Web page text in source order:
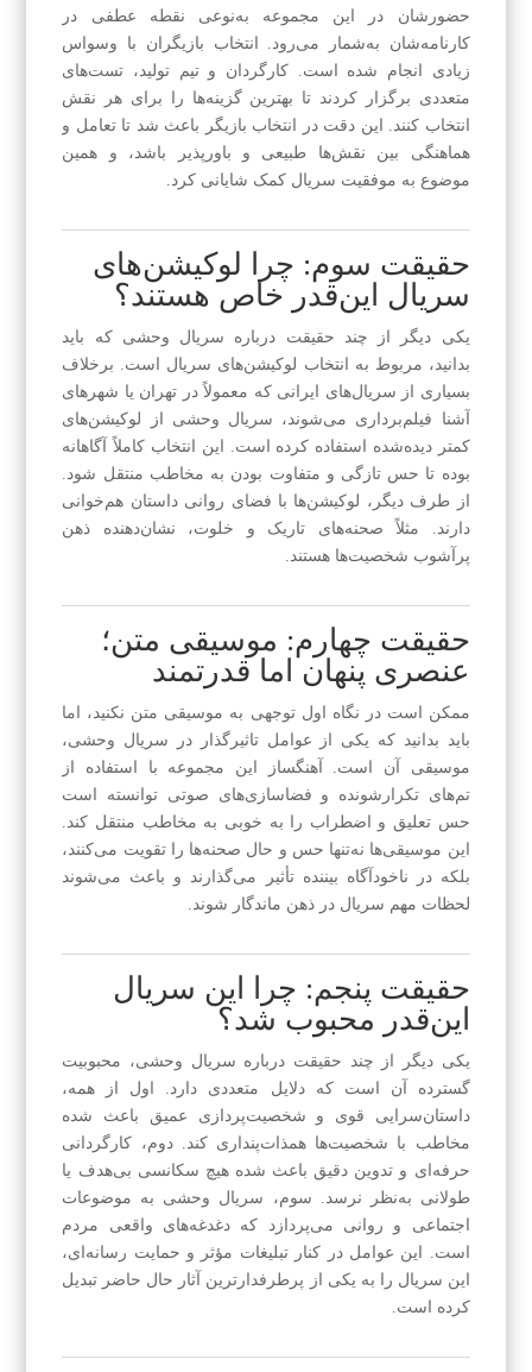
حضورشان در این مجموعه به‌نوعی نقطه عطفی در
کارنامه‌شان به‌شمار می‌رود. انتخاب بازیگران با وسواس
زیادی انجام شده است. کارگردان و تیم تولید، تست‌های
متعددی برگزار کردند تا بهترین گزینه‌ها را برای هر نقش
انتخاب کنند. این دقت در انتخاب بازیگر باعث شد تا تعامل و
هماهنگی بین نقش‌ها طبیعی و باورپذیر باشد، و همین
موضوع به موفقیت سریال کمک شایانی کرد.
حقیقت سوم: چرا لوکیشن‌های
سریال این‌قدر خاص هستند؟
یکی دیگر از چند حقیقت درباره سریال وحشی که باید
بدانید، مربوط به انتخاب لوکیشن‌های سریال است. برخلاف
بسیاری از سریال‌های ایرانی که معمولاً در تهران یا شهرهای
آشنا فیلم‌برداری می‌شوند، سریال وحشی از لوکیشن‌های
کمتر دیده‌شده استفاده کرده است. این انتخاب کاملاً آگاهانه
بوده تا حس تازگی و متفاوت بودن به مخاطب منتقل شود.
از طرف دیگر، لوکیشن‌ها با فضای روانی داستان هم‌خوانی
دارند. مثلاً صحنه‌های تاریک و خلوت، نشان‌دهنده ذهن
پرآشوب شخصیت‌ها هستند.
حقیقت چهارم: موسیقی متن؛
عنصری پنهان اما قدرتمند
ممکن است در نگاه اول توجهی به موسیقی متن نکنید، اما
باید بدانید که یکی از عوامل تاثیرگذار در سریال وحشی،
موسیقی آن است. آهنگساز این مجموعه با استفاده از
تم‌های تکرارشونده و فضاسازی‌های صوتی توانسته است
حس تعلیق و اضطراب را به خوبی به مخاطب منتقل کند.
این موسیقی‌ها نه‌تنها حس و حال صحنه‌ها را تقویت می‌کنند،
بلکه در ناخودآگاه بیننده تأثیر می‌گذارند و باعث می‌شوند
لحظات مهم سریال در ذهن ماندگار شوند.
حقیقت پنجم: چرا این سریال
این‌قدر محبوب شد؟
یکی دیگر از چند حقیقت درباره سریال وحشی، محبوبیت
گسترده آن است که دلایل متعددی دارد. اول از همه،
داستان‌سرایی قوی و شخصیت‌پردازی عمیق باعث شده
مخاطب با شخصیت‌ها همذات‌پنداری کند. دوم، کارگردانی
حرفه‌ای و تدوین دقیق باعث شده هیچ سکانسی بی‌هدف یا
طولانی به‌نظر نرسد. سوم، سریال وحشی به موضوعات
اجتماعی و روانی می‌پردازد که دغدغه‌های واقعی مردم
است. این عوامل در کنار تبلیغات مؤثر و حمایت رسانه‌ای،
این سریال را به یکی از پرطرفدارترین آثار حال حاضر تبدیل
کرده است.